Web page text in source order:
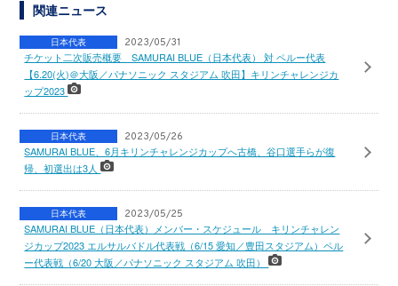
関連ニュース
日本代表 2023/05/31
チケット二次販売概要 SAMURAI BLUE（日本代表） 対 ペルー代表
【6.20(火)＠大阪／パナソニック スタジアム 吹田】キリンチャレンジカ
ップ2023
日本代表 2023/05/26
SAMURAI BLUE、6月キリンチャレンジカップへ古橋、谷口選手らが復
帰、初選出は3人
日本代表 2023/05/25
SAMURAI BLUE（日本代表）メンバー・スケジュール キリンチャレン
ジカップ2023 エルサルバドル代表戦（6/15 愛知／豊田スタジアム）ペル
ー代表戦（6/20 大阪／パナソニック スタジアム 吹田）